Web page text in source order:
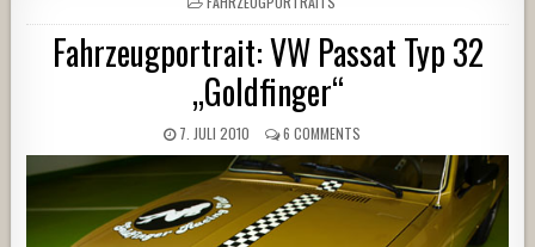
IN
Fahrzeugportrait: VW Passat Typ 32
„Goldfinger“
7. JULI 2010 6 COMMENTS